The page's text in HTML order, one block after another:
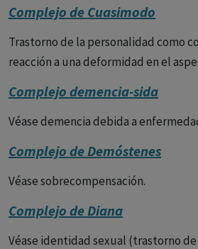
Complejo de Cuasimodo
Trastorno de la personalidad como
reacción a una deformidad en el
Complejo demencia-sida
Véase demencia debida a
Complejo de Demóstenes
Véase sobrecompensación.
Complejo de Diana
Véase identidad sexual (trastorno de